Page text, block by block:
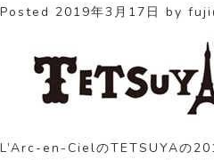
Posted 2019年3月17日 by
L’Arc-en-CielのTETSUYAの